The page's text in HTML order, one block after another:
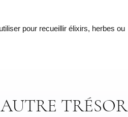
pour recueillir élixirs, herbes ou